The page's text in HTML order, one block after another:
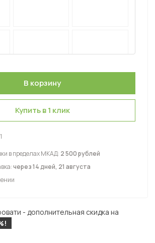
Купить в 1 клик
в пределах МКАД: 2 500 рублей
через 14 дней, 21 августа
- дополнительная скидка на